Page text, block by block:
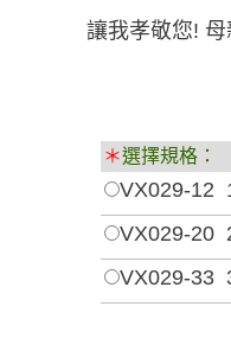
讓我孝敬您!
＊選擇規格：
VX029-12
VX029-20
VX029-33